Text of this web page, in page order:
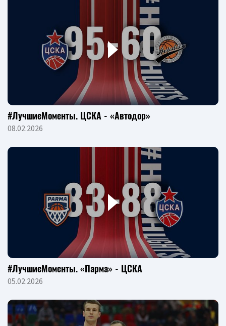
#ЛучшиеМоменты. ЦСКА - «Автодор»
08.02.2026
#ЛучшиеМоменты. «Парма» - ЦСКА
05.02.2026